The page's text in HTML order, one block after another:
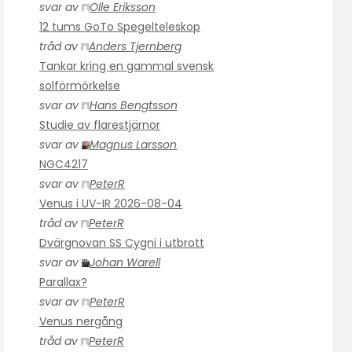
svar av
Olle Eriksson
12 tums GoTo Spegelteleskop
tråd av
Anders Tjernberg
Tankar kring en gammal svensk
solförmörkelse
svar av
Hans Bengtsson
Studie av flarestjärnor
svar av
Magnus Larsson
NGC4217
svar av
PeterR
Venus i UV-IR 2026-08-04
tråd av
PeterR
Dvärgnovan SS Cygni i utbrott
svar av
Johan Warell
Parallax?
svar av
PeterR
Venus nergång
tråd av
PeterR